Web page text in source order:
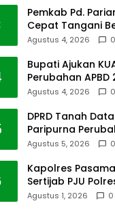
Pemkab Pd.
Cepat Tangani
Cuaca Ekstrem
Agustus 4, 2026 0
Bupati Ajukan
Perubahan APBD
Pendapatan
Agustus 4, 2026 0
DPRD Tanah
Paripurna
dan PPAS Tahun
Agustus 5, 2026 0
Kapolres
Sertijab PJU
Sungai Beremas
Agustus 1, 2026 0